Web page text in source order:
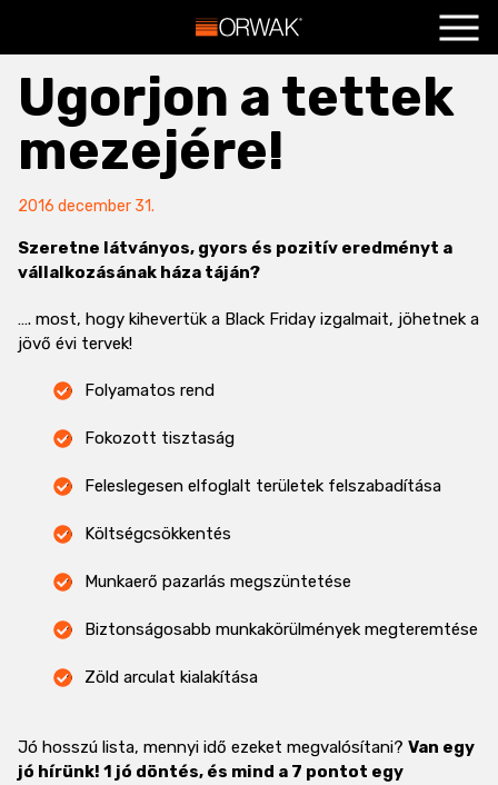
+ Termékeink
Szolgáltatások
+ Hasznos
+ Blog
Ugorjon a tettek
mezejére!
2016 december 31.
Szeretne látványos, gyors és pozitív eredményt a
vállalkozásának háza táján?
…. most, hogy kihevertük a Black Friday izgalmait, jöhetnek a
jövő évi tervek!
Folyamatos rend
Fokozott tisztaság
Feleslegesen elfoglalt területek felszabadítása
Költségcsökkentés
Munkaerő pazarlás megszüntetése
Biztonságosabb munkakörülmények megteremtése
Zöld arculat kialakítása
Jó hosszú lista, mennyi idő ezeket megvalósítani? Van egy
jó hírünk! 1 jó döntés, és mind a 7 pontot egy